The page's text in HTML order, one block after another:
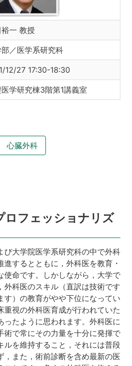
一 教授
部／医学系研究科
12/27 17:30-18:30
学研究棟3階第1講義室
心臓外科
ロフェッショナリズ
び大学院医学系研究科の中で外科
進するとともに，外科医を教育・
使命です。しかしながら，大学で
外科医のスキル（直訳は技術です
す）の教育がやや下位になってい
重視の外科医育成が行われていた
ったように思われます。外科医に
術で常にその力量を十分に発揮で
ルを維持すること，それには普段
，また，術前診断を含め最新の医